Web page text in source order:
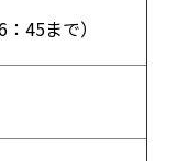
： 45まで）